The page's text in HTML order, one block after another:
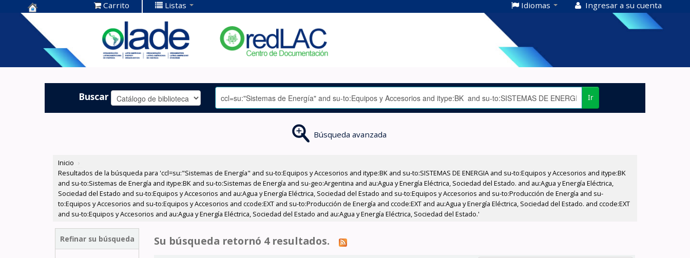
Centro de
Documentación
OLADE -
Carrito Listas Idiomas Ingresar a su cuenta
Buscar Ir
Búsqueda avanzada
Inicio ›
Resultados de la búsqueda para 'ccl=su:"Sistemas de Energía" and su-to:Equipos y Accesorios and itype:BK and su-to:SISTEMAS DE ENERGIA and su-to:Equipos y Accesorios and itype:BK
and su-to:Sistemas de Energía and itype:BK and su-to:Sistemas de Energía and su-geo:Argentina and au:Agua y Energía Eléctrica, Sociedad del Estado. and au:Agua y Energía Eléctrica,
Sociedad del Estado and su-to:Equipos y Accesorios and au:Agua y Energía Eléctrica, Sociedad del Estado and su-to:Equipos y Accesorios and su-to:Producción de Energía and su-
to:Equipos y Accesorios and su-to:Equipos y Accesorios and ccode:EXT and su-to:Producción de Energía and ccode:EXT and au:Agua y Energía Eléctrica, Sociedad del Estado. and ccode:EXT
and su-to:Equipos y Accesorios and au:Agua y Energía Eléctrica, Sociedad del Estado and au:Agua y Energía Eléctrica, Sociedad del Estado.'
Refinar su búsqueda Su búsqueda retornó 4 resultados.